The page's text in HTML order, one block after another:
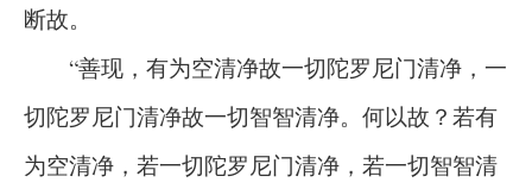
断故。
“善现，有为空清净故一切陀罗尼门清净，一
切陀罗尼门清净故一切智智清净。何以故？若有
为空清净，若一切陀罗尼门清净，若一切智智清